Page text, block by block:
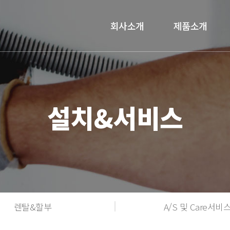
회사소개 제품소개
설치&서비스
렌탈&할부 A/S 및 Care서비